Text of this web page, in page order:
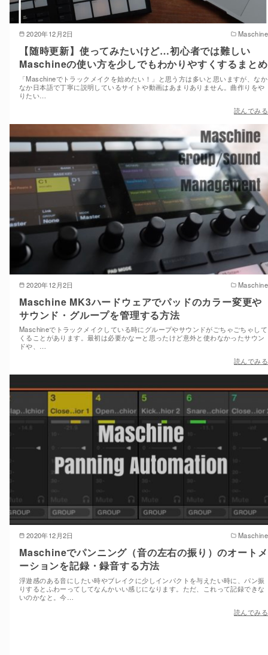
2020年12月2日 Maschine
【随時更新】使ってみたいけど…初心者では難しい
Maschineの使い方を少しでもわかりやすくするまとめ
「Maschineでトラックメイクを始めたい！」と思う方は多いと思いますが、なか
なか日本語で丁寧に説明しているサイトや動画はあまりありません。曲作りをや
りたい…
読んでみる
2020年12月2日 Maschine
Maschine MK3ハードウェアでパッドのカラー変更や
サウンド・グループを管理する方法
Maschineでトラックメイクしている時にグループやサウンドがごちゃごちゃして
くることがあります。最初は必要かなーと思ったけど意外と使わなかったサウン
ドや、…
読んでみる
2020年12月2日 Maschine
Maschineでパンニング（音の左右の振り）のオートメ
ーションを記録・録音する方法
浮遊感のある音にしたい時やブレイクに少しインパクトを与えたい時に、パン振
りするとふわーってしてなんかいい感じになります。ただ、これって記録できな
いのかなと。今…
読んでみる